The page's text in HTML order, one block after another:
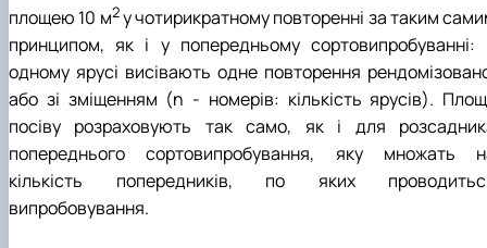
площею 10 м2у чотирикратному повторенні за таким
принципом, як і у попередньому сортовипробуванні:
одному ярусі висівають одне повторення
або зі зміщенням (n - номерів: кількість ярусів).
посіву розраховують так само, як і для
попереднього сортовипробування, яку множать
кількість попередників, по яких
випробовування.